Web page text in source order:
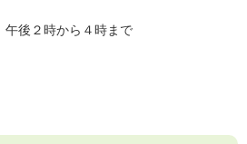
後２時から４時まで